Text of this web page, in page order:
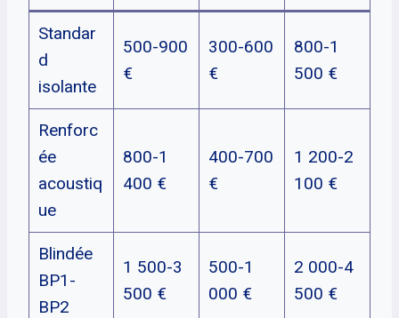
Standar
d
isolante
500-900
€
300-600
€
800-1
500 €
Renforc
ée
acoustiq
ue
800-1
400 €
400-700
€
1 200-2
100 €
Blindée
BP1-
BP2
1 500-3
500 €
500-1
000 €
2 000-4
500 €